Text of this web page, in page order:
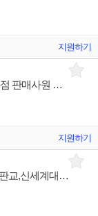
지원하기
[VanCleef & Arpels]반클리프앤아펠 서울 지역 백화점 판매사원 채용(리치몬트)
지원하기
[FRED]명품 주얼리 프레드 신세계광주 점장/현대판교,신세계대전 부점장,판매사원 채용